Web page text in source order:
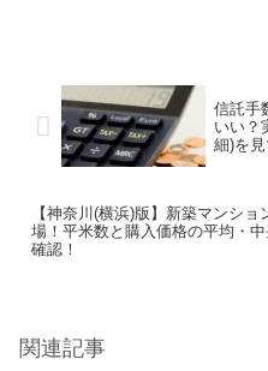
信託手
いい？
細)を見
【神奈川(横浜)版】新築マンショ
場！平米数と購入価格の平均・
確認！
関連記事